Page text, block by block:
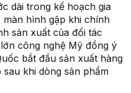
dài trong kế hoạch gia
hình gập khi chính
sản xuất của đối tác
công nghệ Mỹ đồng ý
bắt đầu sản xuất hàng
sau khi dòng sản phẩm